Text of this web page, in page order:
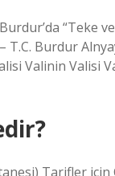
“Teke
T.C. Burdur
Valinin Valisi
Tarifler